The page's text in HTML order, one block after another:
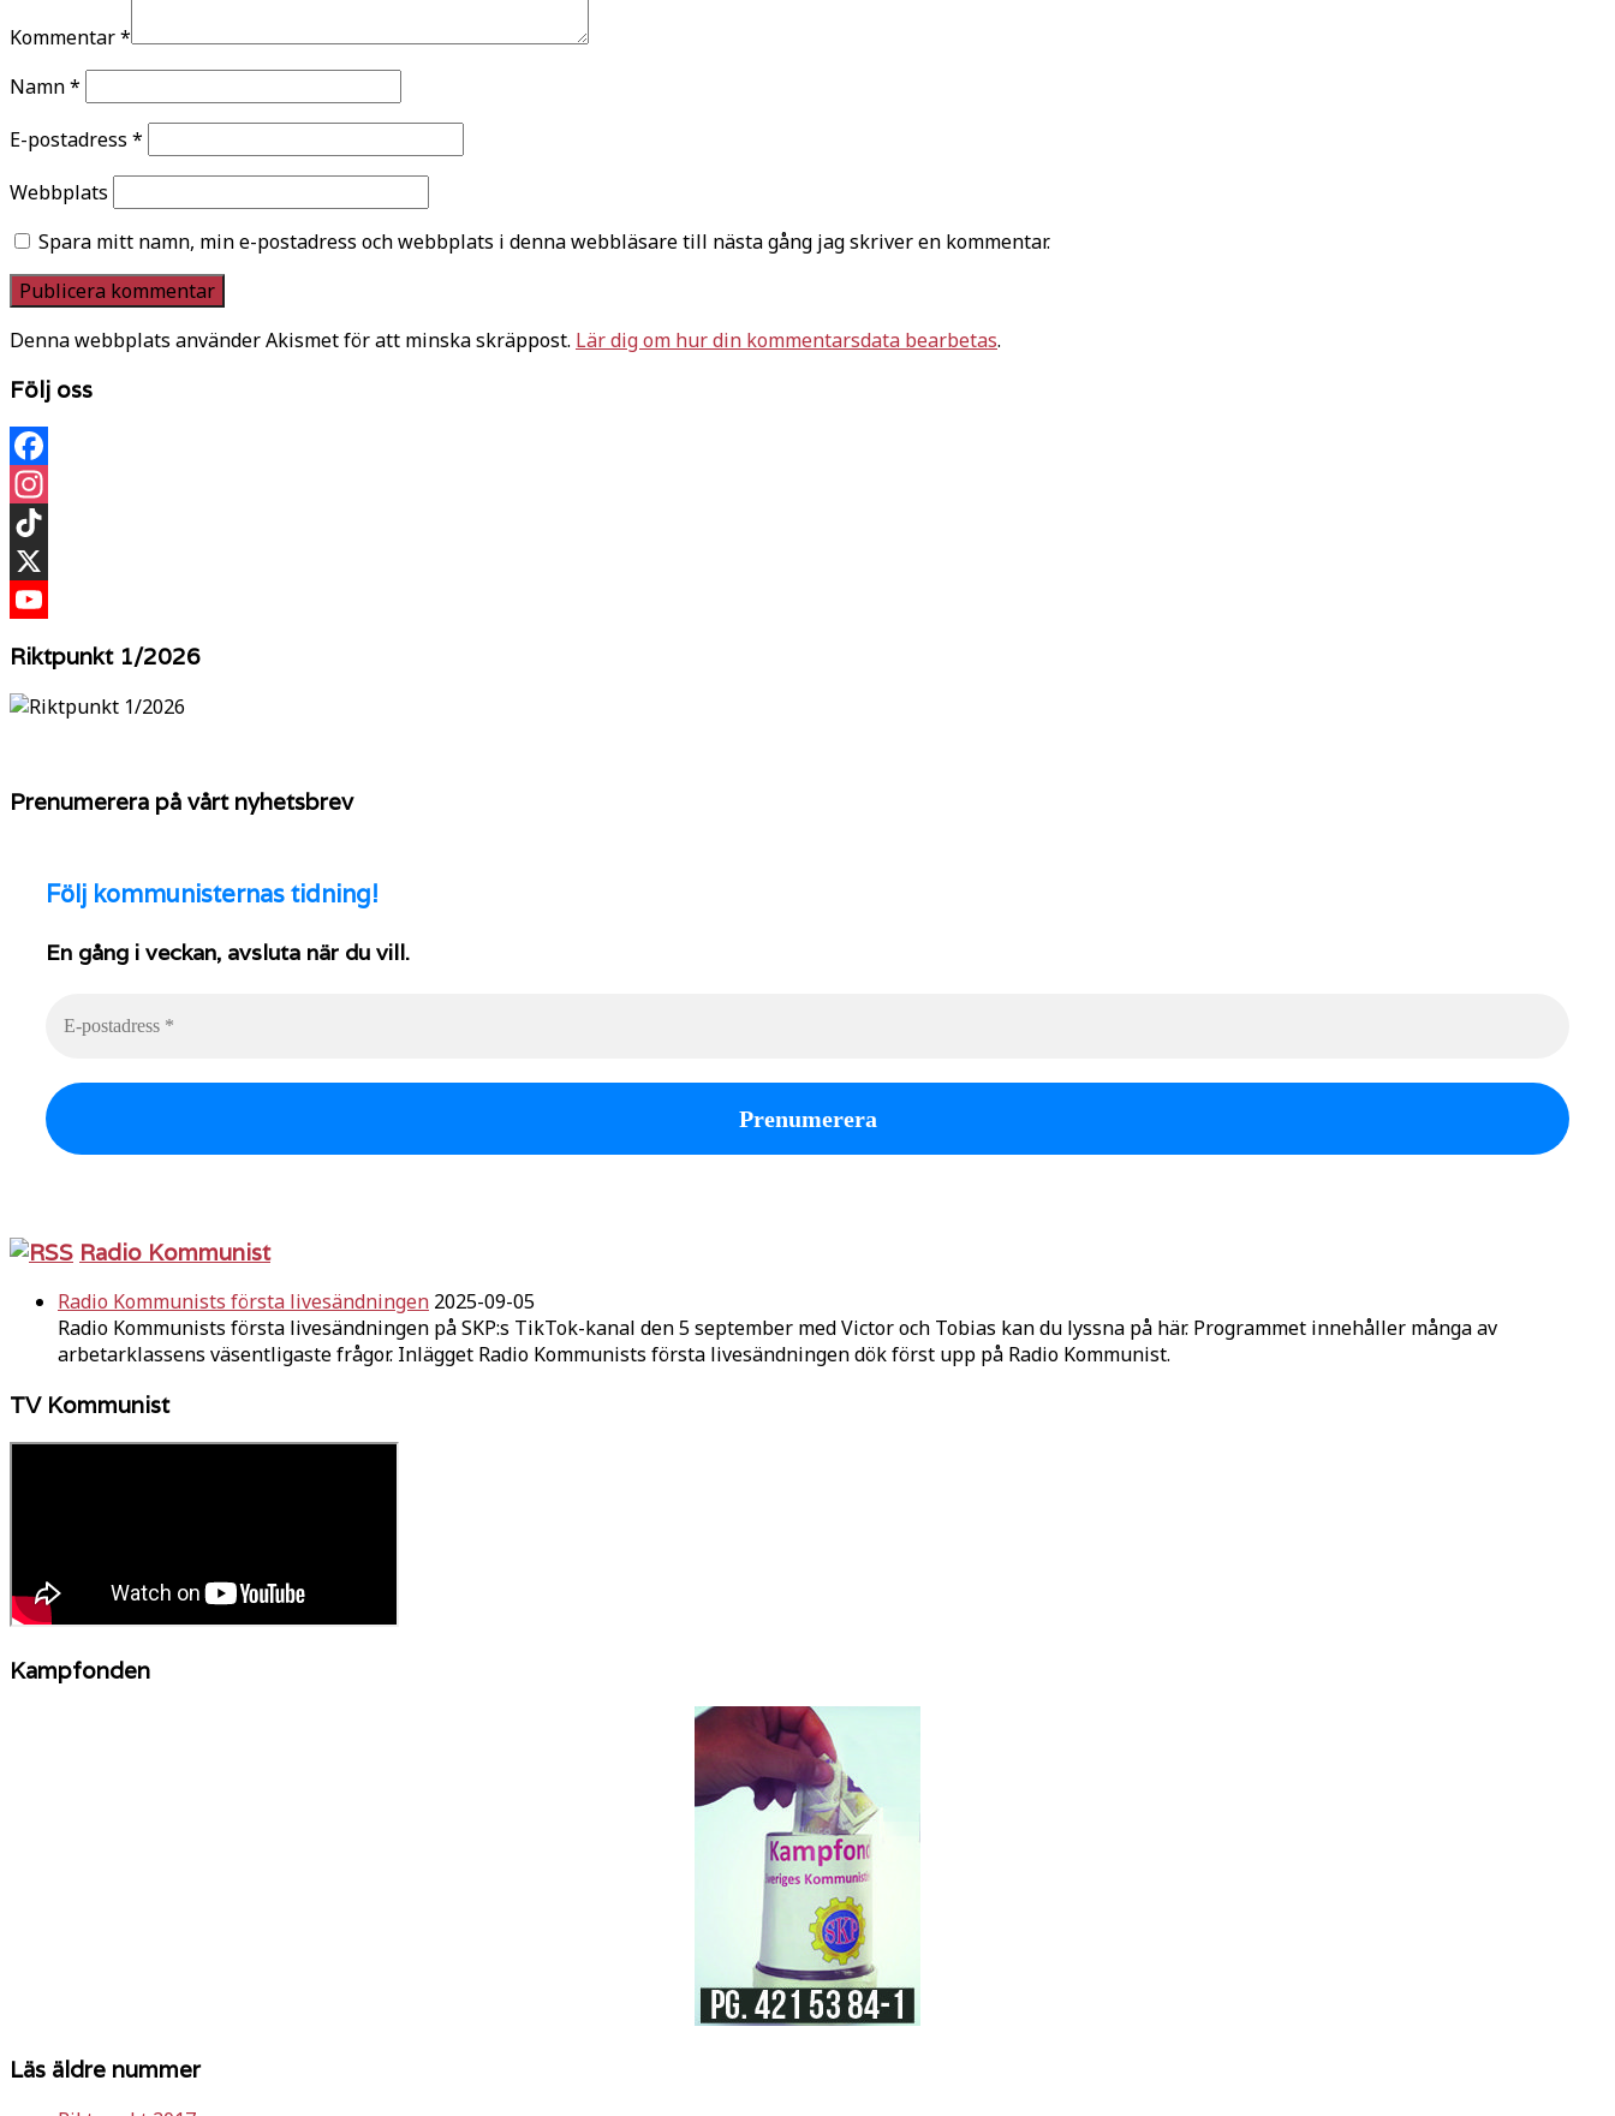
Kommentar*
Namn*
E-postadress *
Webbplats
Spara mitt namn, min e-postadress och webbplats i denna webbläsare till nästa gång jag skriver en kommentar.
Denna webbplats använder Akismet för att minska skräppost. Lär dig om hur din kommentarsdata bearbetas.
Följ oss
Facebook
Instagram
TikTok
X
Riktpunkt 1/2026
Prenumerera på vårt nyhetsbrev
Följ kommunisternas tidning!
En gång i veckan, avsluta när du vill.
Radio Kommunist
Radio Kommunists första livesändningen 2025-09-05
Radio Kommunists första livesändningen på SKP:s TikTok-kanal den 5 september med Victor och Tobias kan du lyssna på här. Programmet innehåller många av
arbetarklassens väsentligaste frågor. Inlägget Radio Kommunists första livesändningen dök först upp på Radio Kommunist.
TV Kommunist
Kampfonden
Läs äldre nummer